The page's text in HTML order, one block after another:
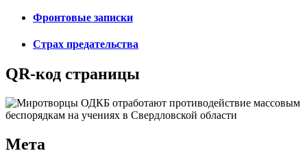
Фронтовые записки
Страх предательства
QR-код страницы
Мета